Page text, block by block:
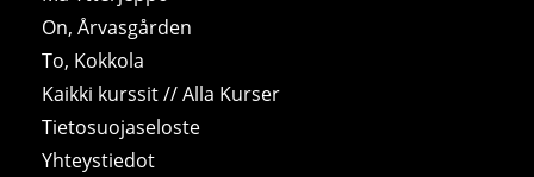
On, Årvasgården
To, Kokkola
Kaikki kurssit // Alla Kurser
Tietosuojaseloste
Yhteystiedot